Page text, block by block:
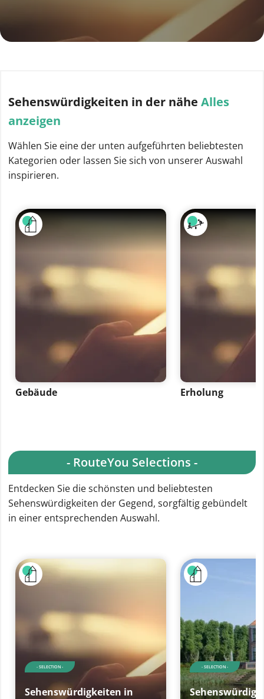
Sehenswürdigkeiten in der nähe Alles
anzeigen
Wählen Sie eine der unten aufgeführten beliebtesten
Kategorien oder lassen Sie sich von unserer Auswahl
inspirieren.
Gebäude Erholung
- RouteYou Selections -
Entdecken Sie die schönsten und beliebtesten
Sehenswürdigkeiten der Gegend, sorgfältig gebündelt
in einer entsprechenden Auswahl.
- SELECTION -
Sehenswürdigkeiten in
- SELECTION -